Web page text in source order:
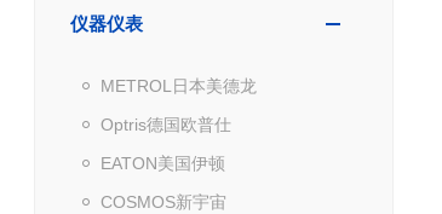
仪器仪表
METROL日本美德龙
Optris德国欧普仕
EATON美国伊顿
COSMOS新宇宙